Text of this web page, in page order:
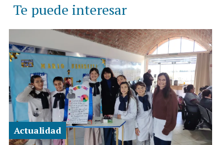
Te puede interesar
Actualidad